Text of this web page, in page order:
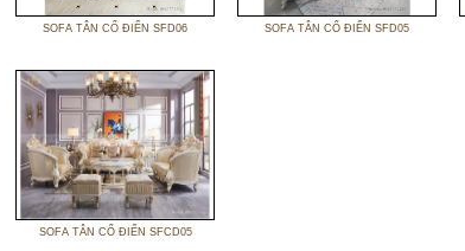
SOFA TÂN CỔ ĐIỂN SFD06 SOFA TÂN CỔ ĐIỂN SFD05
SOFA TÂN CỔ ĐIỂN SFCD05